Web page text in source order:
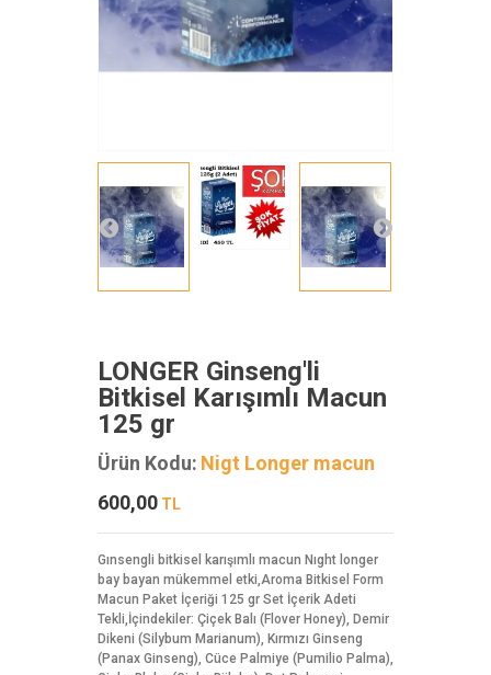
LONGER Ginseng'li
Bitkisel Karışımlı Macun
125 gr
Ürün Kodu: Nigt Longer macun
600,00 TL
Gınsengli bitkisel karışımlı macun Nıght longer
bay bayan mükemmel etki,Aroma Bitkisel Form
Macun Paket İçeriği 125 gr Set İçerik Adeti
Tekli,İçindekiler: Çiçek Balı (Flover Honey), Demir
Dikeni (Silybum Marianum), Kırmızı Ginseng
(Panax Ginseng), Cüce Palmiye (Pumilio Palma),